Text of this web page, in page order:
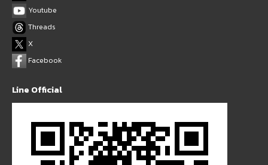
Youtube
Threads
X
Facebook
Line Official